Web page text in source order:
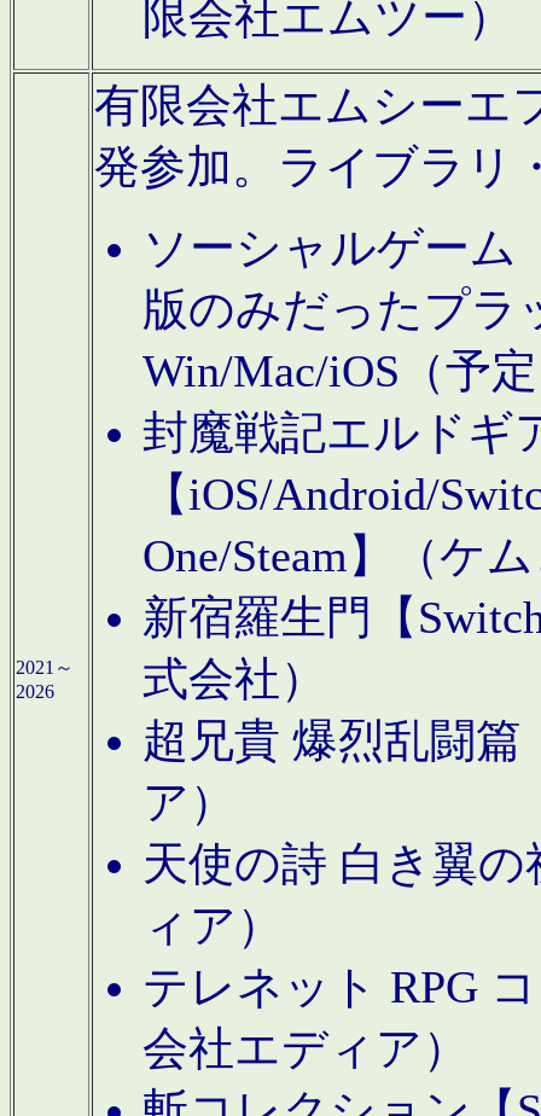
限会社エムツー）
2021～
2026
有限会社エムシーエ
発参加。ライブラリ
ソーシャルゲーム
版のみだったプラ
Win/Mac/iOS（予
封魔戦記エルドギ
【iOS/Android/
One/Steam】（ケ
新宿羅生門【
式会社）
超兄貴 爆烈乱闘篇
ア）
天使の詩 白き翼
ィア）
テレネット RPG
会社エディア）